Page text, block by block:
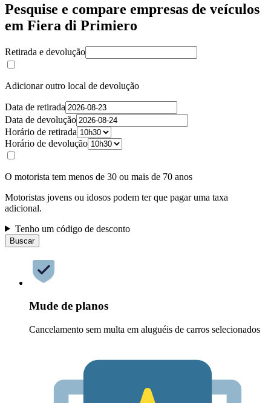
Pesquise e compare empresas de veículos
em Fiera di Primiero
Retirada e devolução
Adicionar outro local de devolução
Data de retirada
Data de devolução
Horário de retirada
Horário de devolução
O motorista tem menos de 30 ou mais de 70 anos
Motoristas jovens ou idosos podem ter que pagar uma taxa
adicional.
Tenho um código de desconto
Buscar
Mude de planos
Cancelamento sem multa em aluguéis de carros selecionados